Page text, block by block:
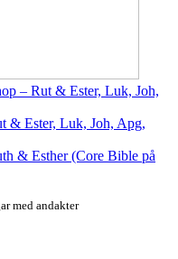
– Rut & Ester, Luk, Joh,
& Ester, Luk, Joh, Apg,
& Esther (Core Bible på
med andakter